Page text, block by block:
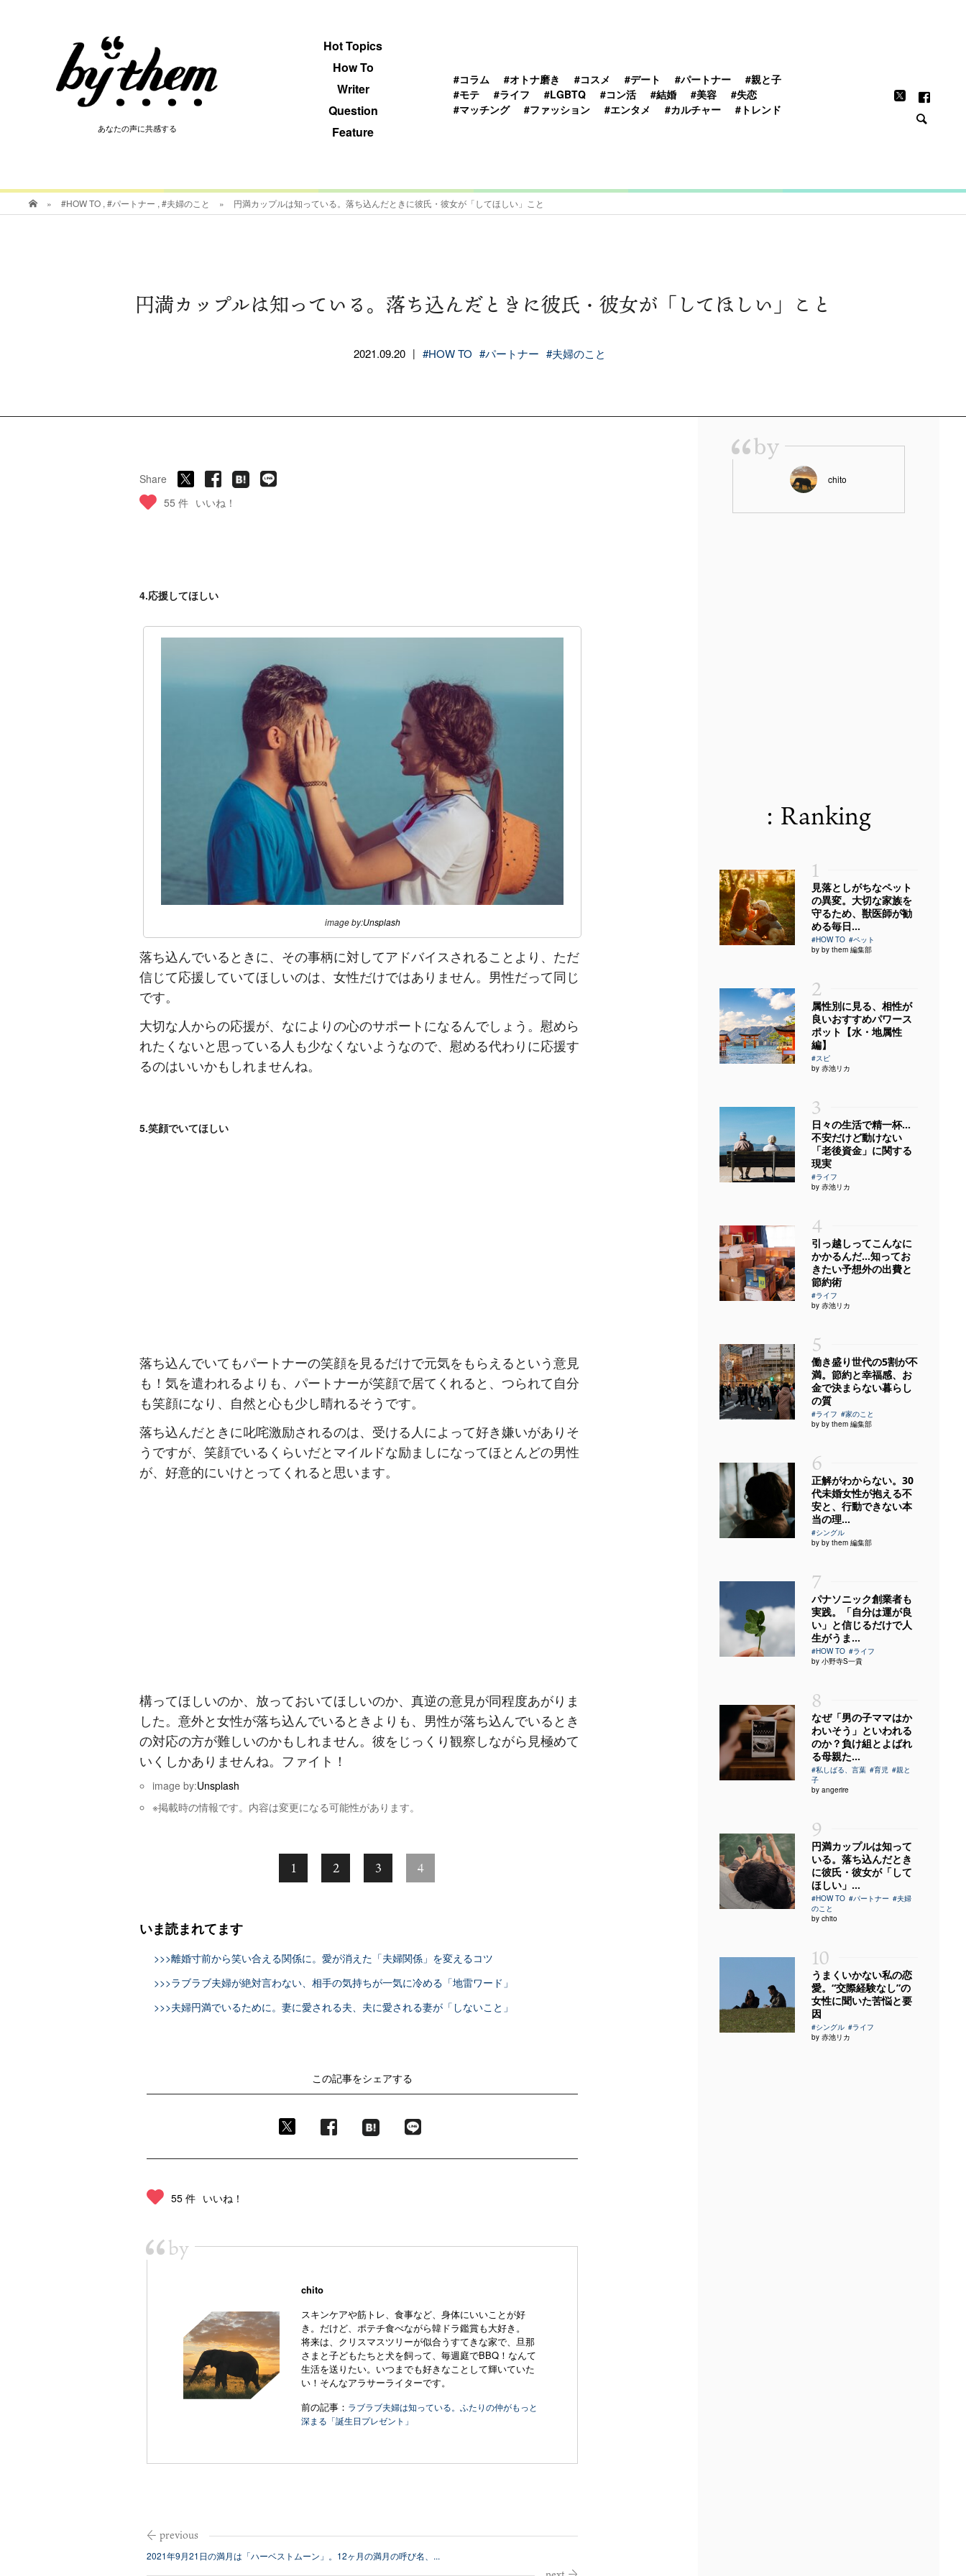
あなたの声に共感する
Hot Topics
How To
Writer
Question
Feature
#コラム #オトナ磨き #コスメ #デート #パートナー
#親と子
#モテ
#ライフ #LGBTQ #コン活 #結婚 #美容
#失恋
#マッチング
#ファッション #エンタメ #カルチャー #トレンド
あなたの声に共感する
» #HOW TO , #パートナー , #夫婦のこと » 円満カップルは知っている。落ち込んだときに彼氏・彼女が「してほしい」こと
円満カップルは知っている。落ち込んだときに彼氏・彼女が「してほしい」こと
2021.09.20 | #HOW TO #パートナー #夫婦のこと
Share
55 件 いいね！
4.応援してほしい
image by:Unsplash
落ち込んでいるときに、その事柄に対してアドバイスされることより、ただ
信じて応援していてほしいのは、女性だけではありません。男性だって同じ
です。
大切な人からの応援が、なによりの心のサポートになるんでしょう。慰めら
れたくないと思っている人も少なくないようなので、慰める代わりに応援す
るのはいいかもしれませんね。
5.笑顔でいてほしい
落ち込んでいてもパートナーの笑顔を見るだけで元気をもらえるという意見
も！気を遣われるよりも、パートナーが笑顔で居てくれると、つられて自分
も笑顔になり、自然と心も少し晴れるそうです。
落ち込んだときに叱咤激励されるのは、受ける人によって好き嫌いがありそ
うですが、笑顔でいるくらいだとマイルドな励ましになってほとんどの男性
が、好意的にいけとってくれると思います。
構ってほしいのか、放っておいてほしいのか、真逆の意見が同程度あがりま
した。意外と女性が落ち込んでいるときよりも、男性が落ち込んでいるとき
の対応の方が難しいのかもしれません。彼をじっくり観察しながら見極めて
いくしかありませんね。ファイト！
image by:Unsplash
※掲載時の情報です。内容は変更になる可能性があります。
1 2 3 4
いま読まれてます
>>>離婚寸前から笑い合える関係に。愛が消えた「夫婦関係」を変えるコツ
>>>ラブラブ夫婦が絶対言わない、相手の気持ちが一気に冷める「地雷ワード」
>>>夫婦円満でいるために。妻に愛される夫、夫に愛される妻が「しないこと」
この記事をシェアする
55 件 いいね！
“by
chito
スキンケアや筋トレ、食事など、身体にいいことが好
き。だけど、ポテチ食べながら韓ドラ鑑賞も大好き。
将来は、クリスマスツリーが似合うすてきな家で、 旦那
さまと子どもたちと犬を飼って、毎週庭でBBQ！ なんて
生活を送りたい。いつまでも好きなことして輝いていた
い！そんなアラサーライターです。
前の記事： ラブラブ夫婦は知っている。ふたりの仲がもっと
深まる「誕生日プレゼント」
2021年9月21日の満月は「ハーベストムーン」。12ヶ月の満月の呼び名、...
“by
chito
: Ranking
1
見落としがちなペット
の異変。大切な家族を
守るため、獣医師が勧
める毎日...
#HOW TO #ペット
by by them 編集部
2
属性別に見る、相性が
良いおすすめパワース
ポット【水・地属性
編】
#スピ
by 赤池リカ
3
日々の生活で精一杯…
不安だけど動けない
「老後資金」に関する
現実
#ライフ
by 赤池リカ
4
引っ越しってこんなに
かかるんだ…知ってお
きたい予想外の出費と
節約術
#ライフ
by 赤池リカ
5
働き盛り世代の5割が不
満。節約と幸福感、お
金で決まらない暮らし
の質
#ライフ #家のこと
by by them 編集部
6
正解がわからない。30
代未婚女性が抱える不
安と、行動できない本
当の理...
#シングル
by by them 編集部
7
パナソニック創業者も
実践。「自分は運が良
い」と信じるだけで人
生がうま...
#HOW TO #ライフ
by 小野寺S一貴
8
なぜ「男の子ママはか
わいそう」といわれる
のか？負け組とよばれ
る母親た...
#私しばる、言葉 #育児 #親と
子
by angerire
9
円満カップルは知って
いる。落ち込んだとき
に彼氏・彼女が「して
ほしい」...
#HOW TO #パートナー #夫婦
のこと
by chito
10
うまくいかない私の恋
愛。“交際経験なし”の
女性に聞いた苦悩と要
因
#シングル #ライフ
by 赤池リカ